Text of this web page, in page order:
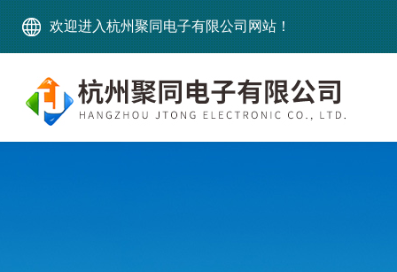
欢迎进入杭州聚同电子有限公司网站！